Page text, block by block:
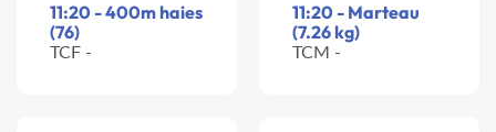
11:20 - 400m haies
(76)
TCF -
11:20 - Marteau
(7.26 kg)
TCM -